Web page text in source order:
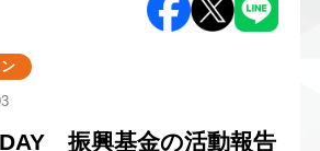
振興基金の活動報告